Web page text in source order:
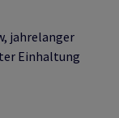
jahrelanger
Einhaltung